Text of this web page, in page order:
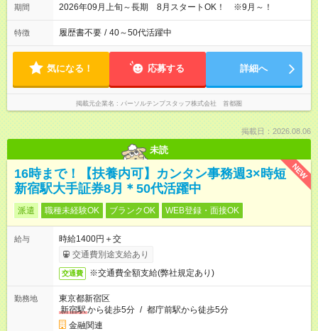
期間 2026年09月上旬～長期 8月スタートOK！ ※9月～！
特徴 履歴書不要 / 40～50代活躍中
気になる！ 応募する 詳細へ
掲載元企業名 パーソルテンプスタッフ株式会社 首都圏
掲載日：2026.08.06
未読
NEW
16時まで！【扶養内可】カンタン事務週3×時短
新宿駅大手証券8月＊50代活躍中
派遣 職種未経験OK ブランクOK WEB登録・面接OK
給与
時給1400円＋交
交通費別途支給あり
交通費 ※交通費全額支給(弊社規定あり)
勤務地
東京都新宿区
新宿駅から徒歩5分 / 都庁前駅から徒歩5分
金融関連